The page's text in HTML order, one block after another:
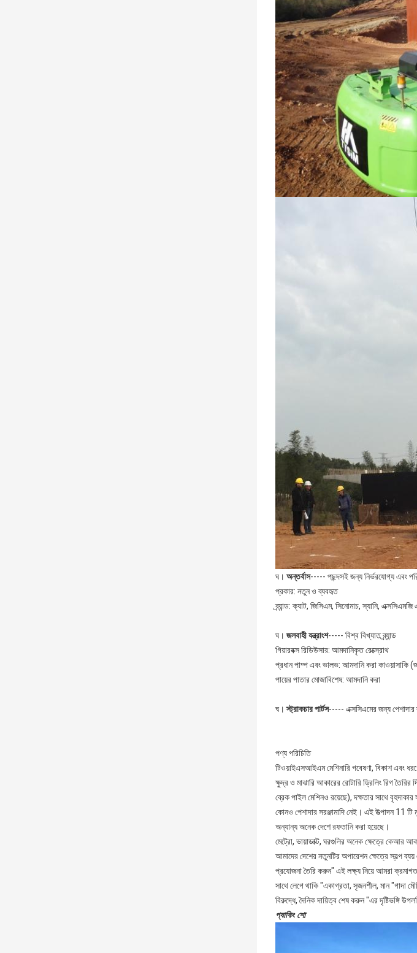
ঘ। অন্তর্বাস----- পছন্দসই জন্য নির্ভরযোগ্য এবং
প্রকার: নতুন ও ব্যবহৃত
ব্র্যান্ড: ক্যাট, জিসিএম, সিনোমাচ, স্যানি,
ঘ। জলবাহী যন্ত্রাংশ----- বিশ্ব বিখ্যাত ব্র্যান্ড
গিয়ারবক্স রিডিউসার: আমদানিকৃত রেক্স্রোথ
প্রধান পাম্প এবং ভালভ: আমদানি করা কাওয়াসাকি
পায়ের পাতার মোজাবিশেষ: আমদানি করা
ঘ।স্ট্রাকচার পার্টস----- এক্সসিএমের জন্য পেশাদার
পণ্য পরিচিতি
টিওয়াইএসআইএম মেশিনারি গবেষণা, বিকাশ এবং
ক্ষুদ্র ও মাঝারি আকারের রোটারি ড্রিলিং রিগ
ব্রেক পাইল মেশিনও রয়েছে), দক্ষতার সাথে
কোনও পেশাদার সরঞ্জামাদি নেই। এই উত্পাদন 11 টি
অন্যান্য অনেক দেশে রফতানি করা হয়েছে।
মেট্রো, ভায়াডাক্ট, ঘরগুলির অনেক ক্ষেত্রে কেআর
আমাদের দেশের নতুনটির অপারেশন ক্ষেত্রে স্বল্প
প্রযোজনা তৈরি করুন" এই লক্ষ্য নিয়ে আমরা ক্রমাগত
সাথে লেগে থাকি "একাগ্রতা, সৃজনশীল, মান "গাদা
বিরুদ্ধে, দৈনিক দায়িত্ব শেষ করুন "এর দৃষ্টিভঙ্গি
প্যাকিং শো